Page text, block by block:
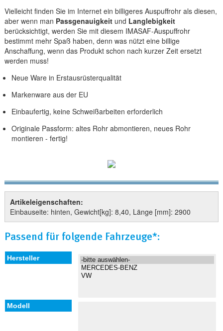
Vielleicht finden Sie im Internet ein billigeres Auspuffrohr als diesen,
aber wenn man Passgenauigkeit und Langlebigkeit
berücksichtigt, werden Sie mit diesem IMASAF-Auspuffrohr
bestimmt mehr Spaß haben, denn was nützt eine billige
Anschaffung, wenn das Produkt schon nach kurzer Zeit ersetzt
werden muss!
Neue Ware in Erstausrüsterqualität
Markenware aus der EU
Einbaufertig, keine Schweißarbeiten erforderlich
Originale Passform: altes Rohr abmontieren, neues Rohr
montieren - fertig!
Artikeleigenschaften:
Einbauseite: hinten, Gewicht[kg]: 8,40, Länge [mm]: 2900
Passend für folgende Fahrzeuge*: